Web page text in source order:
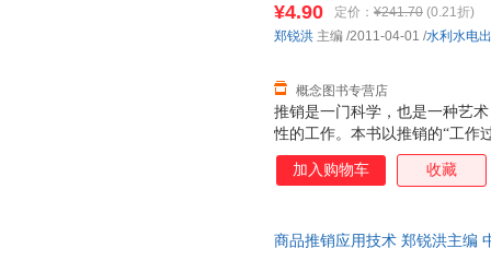
推销是一门科学，也是一种艺
性的工作。本书以推销的“工作
准备、零销活动实施、推销服
体系现实感、理论可读性、方
¥4.90 定价： ¥241.70 (0.21折)
概念图书专营店
郑锐洪 主编 /2011-04-01 /水利水电
加入购物车 收藏
商品推销应用技术 郑锐洪主编